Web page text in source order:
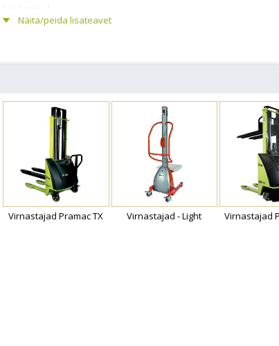
Näita/peida lisateavet
liigutamisel.
Virnastajad Pramac TX Virnastajad - Light Virnastajad